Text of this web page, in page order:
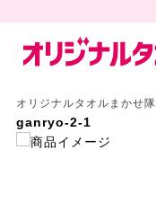
オリジナルタオルまかせ隊
ganryo-2-1